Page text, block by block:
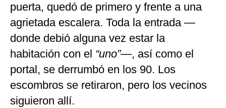
puerta, quedó de primero y frente a una
agrietada escalera. Toda la entrada —
donde debió alguna vez estar la
habitación con el “uno”—, así como el
portal, se derrumbó en los 90. Los
escombros se retiraron, pero los vecinos
siguieron allí.